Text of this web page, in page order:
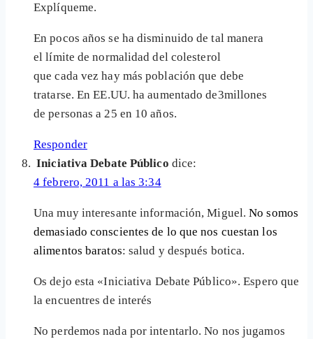
Explíqueme.
En pocos años se ha disminuido de tal manera
el límite de normalidad del colesterol
que cada vez hay más población que debe
tratarse. En EE.UU. ha aumentado de3millones
de personas a 25 en 10 años.
Responder
Iniciativa Debate Público dice:
4 febrero, 2011 a las 3:34
Una muy interesante información, Miguel.No somos
demasiado conscientes de lo que nos cuestan los
alimentos baratos: salud y después botica.
Os dejo esta «Iniciativa Debate Público». Espero que
la encuentres de interés
No perdemos nada por intentarlo. No nos jugamos